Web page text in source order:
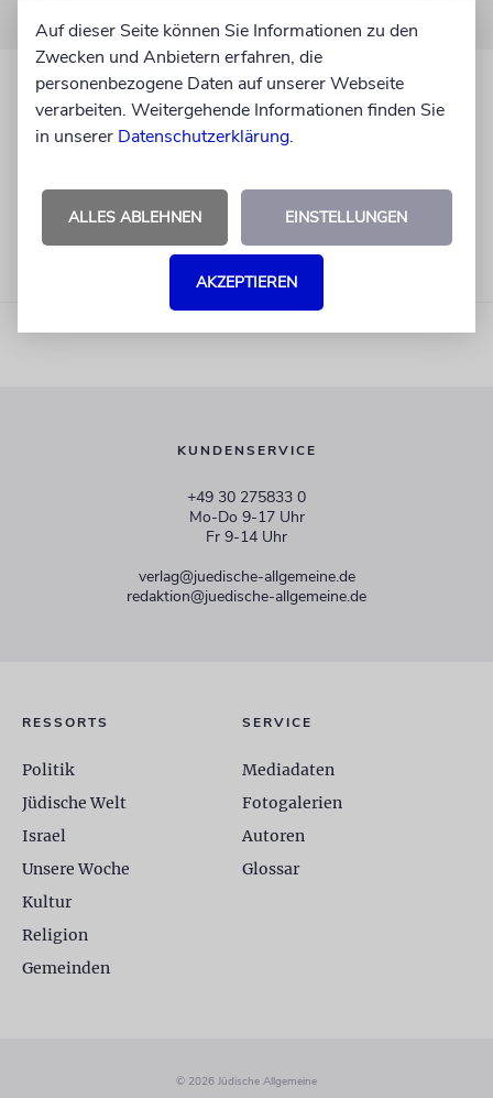
KUNDENSERVICE
+49 30 275833 0
Mo-Do 9-17 Uhr
Fr 9-14 Uhr
verlag@juedische-allgemeine.de
redaktion@juedische-allgemeine.de
RESSORTS
Politik
Jüdische Welt
Israel
Unsere Woche
Kultur
Religion
Gemeinden
SERVICE
Mediadaten
Fotogalerien
Autoren
Glossar
© 2026 Jüdische Allgemeine
Auf dieser Seite können Sie Informationen zu den
Zwecken und Anbietern erfahren, die
personenbezogene Daten auf unserer Webseite
verarbeiten. Weitergehende Informationen finden Sie
in unserer Datenschutzerklärung.
ALLES ABLEHNEN EINSTELLUNGEN
AKZEPTIEREN